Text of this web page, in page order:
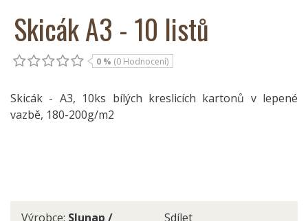
Skicák A3 - 10 listů
0 % (0 Hodnocení)
Skicák - A3, 10ks bílých kreslicích kartonů v lepené
vazbě, 180-200g/m2
Výrobce: Slunap /
Sdílet